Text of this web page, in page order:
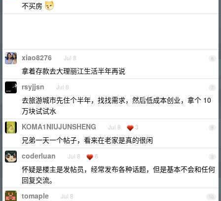
不买房
6
xiao8276 Jul 8
拿着存款去大理丽江生活半年再说
7
rsyjjsn Jul 8
去旅游城市先住个半年，找找需求，然后低成本创业，拿个 10
万块试试水
8
KOMA1NIUJUNSHENG Jul 8 3
兄弟一天一个帖子，看来在老家是真的很闲
9
coderluan Jul 8 6
怀疑是楼主是发帖员，经常发布各种话题，但是基本不会和任何
回复交流。
10
tomaple Jul 8